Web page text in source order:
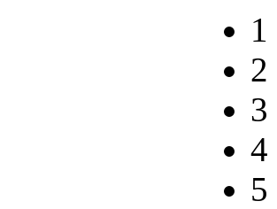
1
2
3
4
5